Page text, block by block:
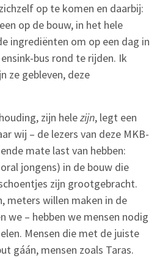
op te komen en daarbij:
op de bouw, in het hele
ingrediënten om op een dag in
bus rond te rijden. Ik
ze gebleven, deze
zijn helezijn, legt een
wij – de lezers van deze MKB-
mate last van hebben:
jongens) in de bouw die
zijn grootgebracht.
meters willen maken in de
we – hebben we mensen nodig
Mensen die met de juiste
gáán, mensen zoals Taras.